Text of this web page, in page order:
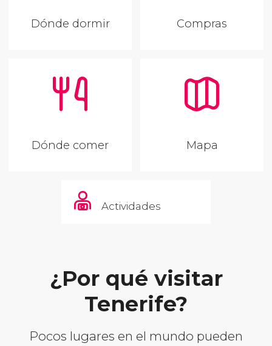
Dónde dormir Compras
Dónde comer Mapa
Actividades
¿Por qué visitar
Tenerife?
Pocos lugares en el mundo pueden